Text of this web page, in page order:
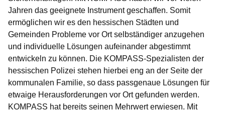
Jahren das geeignete Instrument geschaffen. Somit
ermöglichen wir es den hessischen Städten und
Gemeinden Probleme vor Ort selbständiger anzugehen
und individuelle Lösungen aufeinander abgestimmt
entwickeln zu können. Die KOMPASS-Spezialisten der
hessischen Polizei stehen hierbei eng an der Seite der
kommunalen Familie, so dass passgenaue Lösungen für
etwaige Herausforderungen vor Ort gefunden werden.
KOMPASS hat bereits seinen Mehrwert erwiesen. Mit